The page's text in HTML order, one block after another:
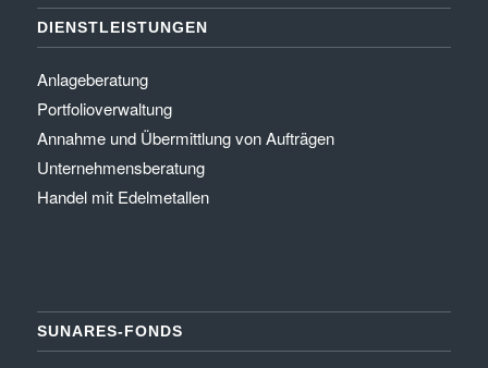
DIENSTLEISTUNGEN
Anlageberatung
Portfolioverwaltung
Annahme und Übermittlung von Aufträgen
Unternehmensberatung
Handel mit Edelmetallen
SUNARES-FONDS